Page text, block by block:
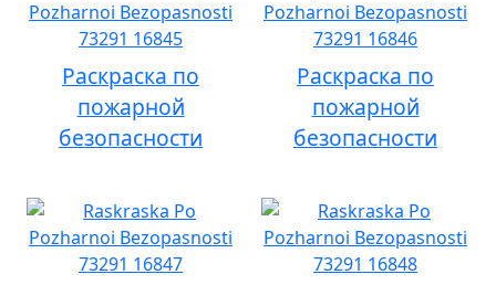
Раскраска по
пожарной
безопасности
Раскраска по
пожарной
безопасности